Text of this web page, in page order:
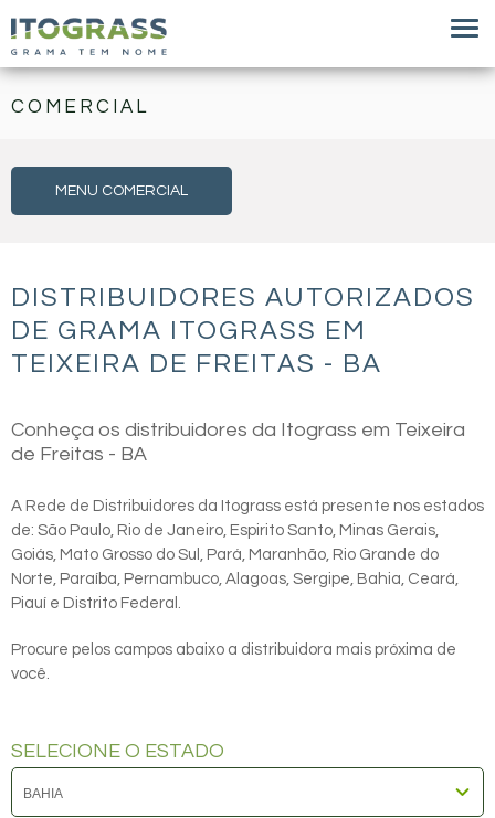
COMERCIAL
MENU COMERCIAL
DISTRIBUIDORES AUTORIZADOS
DE GRAMA ITOGRASS EM
TEIXEIRA DE FREITAS - BA
Conheça os distribuidores da Itograss em Teixeira
de Freitas - BA
A Rede de Distribuidores da Itograss está presente nos estados
de: São Paulo, Rio de Janeiro, Espirito Santo, Minas Gerais,
Goiás, Mato Grosso do Sul, Pará, Maranhão, Rio Grande do
Norte, Paraíba, Pernambuco, Alagoas, Sergipe, Bahia, Ceará,
Piauí e Distrito Federal.
Procure pelos campos abaixo a distribuidora mais próxima de
você.
SELECIONE O ESTADO